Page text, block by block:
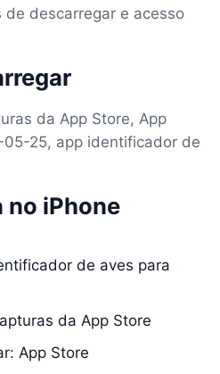
descarregar e acesso
da App Store, App
25, app identificador de
no iPhone
de aves para
da App Store
App Store